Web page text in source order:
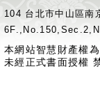
104 台北市中山區
本網站智慧財產權
未經正式書面授權